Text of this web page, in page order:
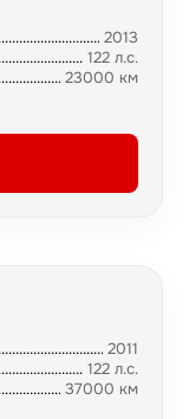
2013
122 л.с.
23000 км
2011
122 л.с.
37000 км